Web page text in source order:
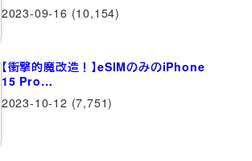
2023-09-16 (10,154)
【衝撃的魔改造！】eSIMのみのiPhone
15 Pro…
2023-10-12 (7,751)